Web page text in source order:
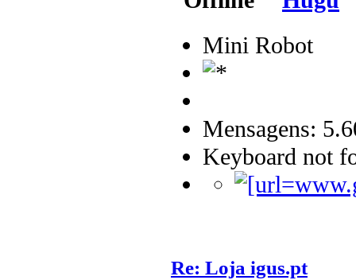
Mini Robot
Mensagens:
Keyboard not
Re: Loja igus.pt